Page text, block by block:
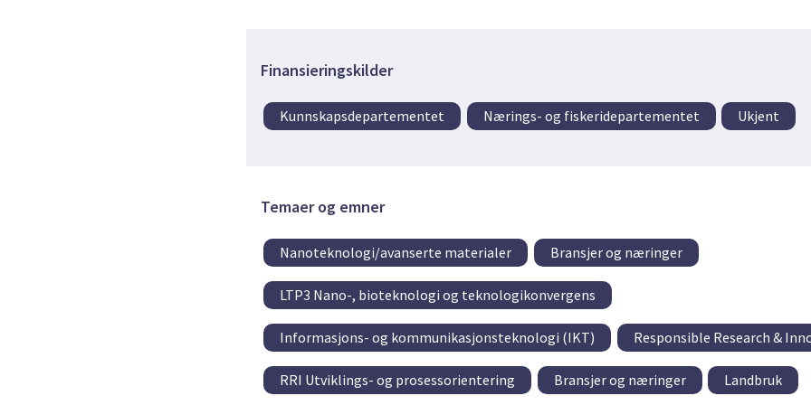
Finansieringskilder
Kunnskapsdepartementet Nærings- og fiskeridepartementet Ukjent
Temaer og emner
Nanoteknologi/avanserte materialer Bransjer og næringer
LTP3 Nano-, bioteknologi og teknologikonvergens
Informasjons- og kommunikasjonsteknologi (IKT) Responsible Research &
RRI Utviklings- og prosessorientering Bransjer og næringer Landbruk